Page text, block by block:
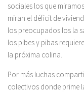
sociales los que
miran el déficit de
los preocupados los la
los pibes y pibas
la próxima colina.
Por más luchas
colectivos donde prime